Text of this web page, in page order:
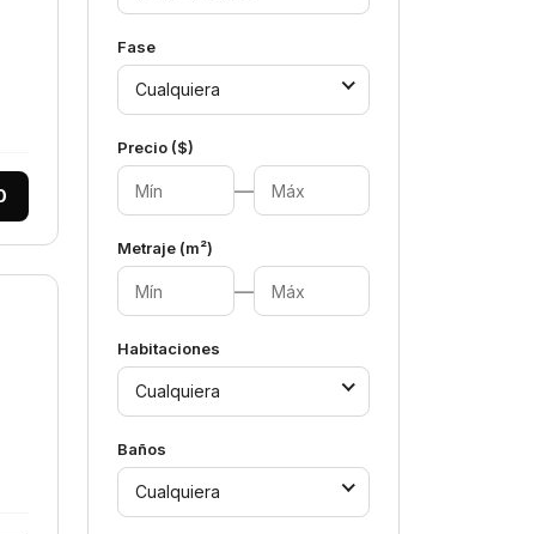
Fase
Cualquiera
Precio ($)
—
Metraje (m²)
—
Habitaciones
Cualquiera
Baños
Cualquiera